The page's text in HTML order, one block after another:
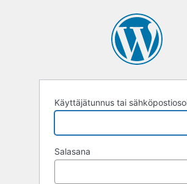
Käyttäjätunnus tai
Salasana